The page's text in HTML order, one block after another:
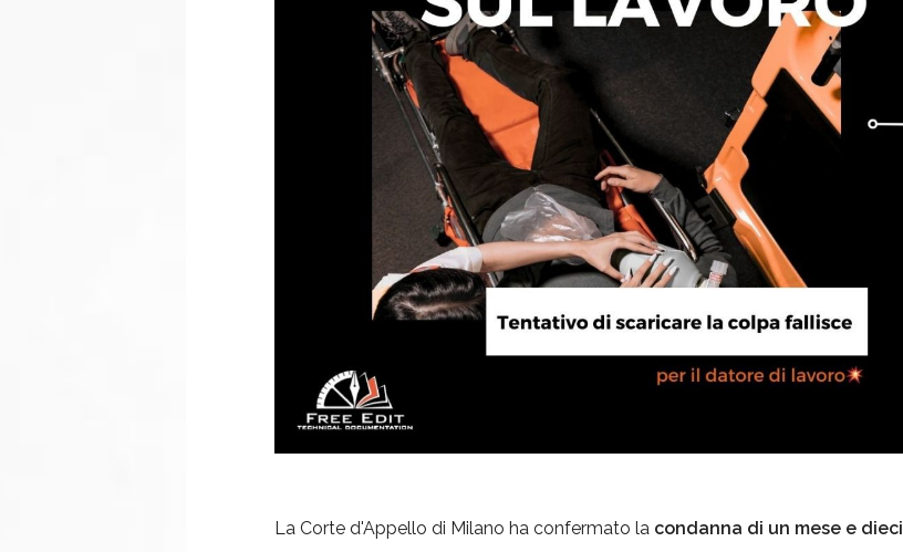
La Corte d'Appello di Milano ha confermato la condanna di un mese e dieci